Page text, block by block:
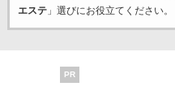
エステ」選びにお役立てください。
PR